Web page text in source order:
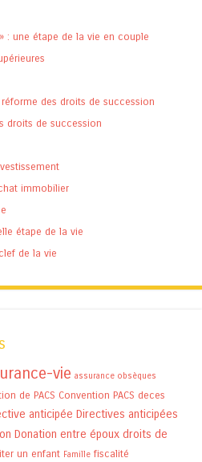
: une étape de la vie en couple
des droits de succession
droits de succession
immobilier
étape de la vie
de la vie
vie assurance obsèques
de PACS Convention PACS deces
anticipée Directives anticipées
Donation entre époux droits de
un enfant Famille fiscalité